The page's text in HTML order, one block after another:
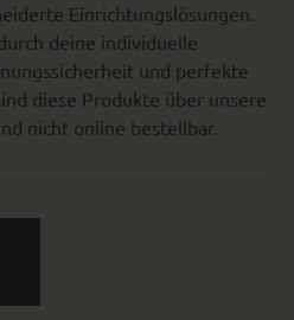
Einrichtungslösungen.
deine individuelle
und perfekte
diese Produkte über unsere
nicht online bestellbar.